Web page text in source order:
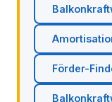
Förder-